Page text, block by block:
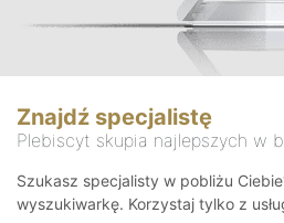
Znajdź specjalistę
Plebiscyt skupia najlepszych w
Szukasz specjalisty w pobliżu
wyszukiwarkę. Korzystaj tylko z